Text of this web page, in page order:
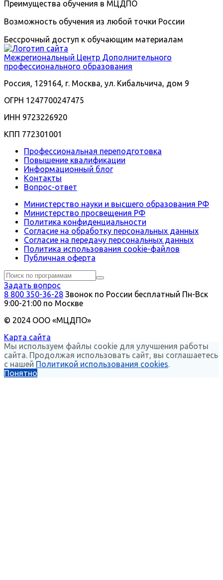
Преимущества обучения в МЦДПО
Возможность обучения из любой точки России
Бессрочный доступ к обучающим материалам
Межрегиональный Центр Дополнительного
профессионального образования
Россия, 129164, г. Москва, ул. Кибальчича, дом 9
ОГРН 1247700247475
ИНН 9723226920
КПП 772301001
Профессиональная переподготовка
Повышение квалификации
Информационный блог
Контакты
Вопрос-ответ
Министерство науки и высшего образования РФ
Министерство просвещения РФ
Политика конфиденциальности
Согласие на обработку персональных данных
Согласие на передачу персональных данных
Политика использования сookie-файлов
Публичная оферта
Задать вопрос
8 800 350-36-28 Звонок по России бесплатный Пн-Вск
9:00-21:00 по Москве
© 2024 ООО «МЦДПО»
Карта сайта
Мы используем файлы cookie для улучшения работы
сайта. Продолжая использовать сайт, вы соглашаетесь
с нашей Политикой использования cookies.
Понятно